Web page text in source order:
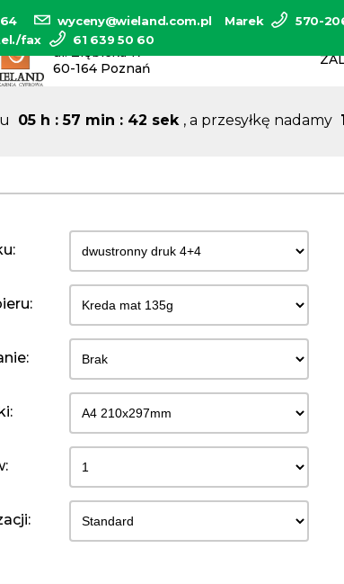
wyceny@wieland.com.pl Marek 570-
fax
61 639 50 60
ul. Ziębicka 17
60-164 Poznań
05 h: 57 min: 41sek , a przesyłkę nadamy